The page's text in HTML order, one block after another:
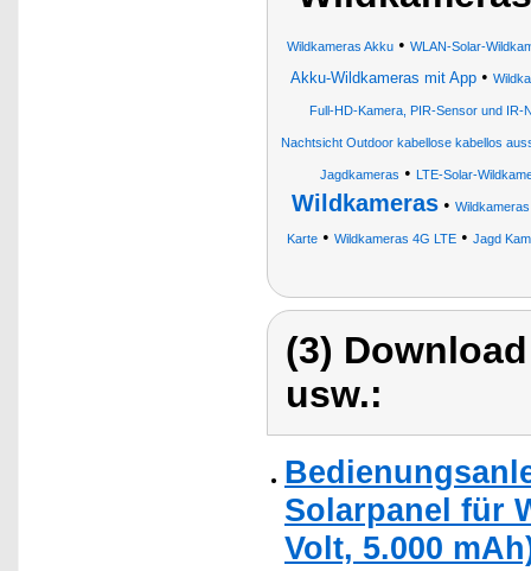
Wildkameras Akku • WLAN-Solar-
Akku-Wildkameras mit App•
Full-HD-Kamera, PIR-Sensor und IR-
Nachtsicht Outdoor kabellose kabellos
Jagdkameras • LTE-Solar-
Wildkameras•
Karte• Wildkameras 4G LTE• Jagd
(3)
usw.:
Solarpanel für
Volt, 5.000